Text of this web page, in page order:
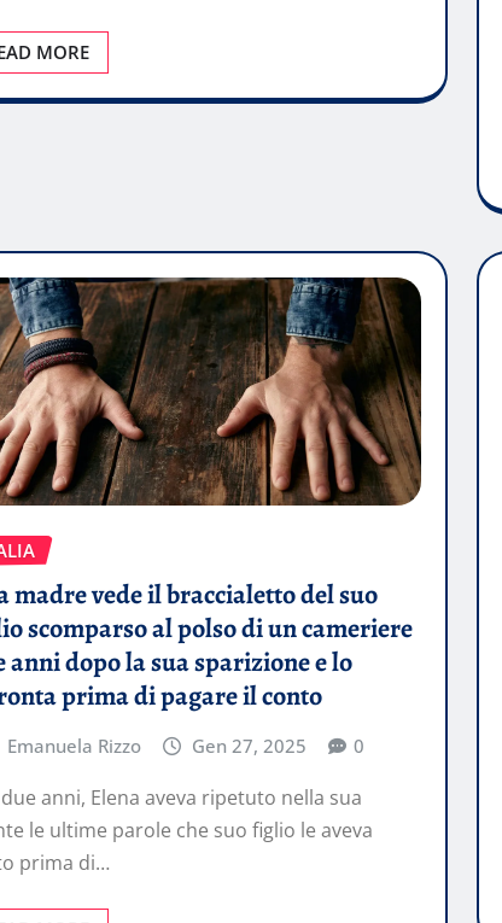
MORE
madre vede il braccialetto del suo
scomparso al polso di un cameriere
anni dopo la sua sparizione e lo
prima di pagare il conto
Emanuela Rizzo Gen 27, 2025 0
anni, Elena aveva ripetuto nella sua
le ultime parole che suo figlio le aveva
prima di…